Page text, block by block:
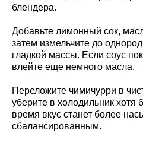
блендера.
Добавьте лимонный сок,
затем измельчите до
гладкой массы. Если соус
влейте еще немного масла.
Переложите чимичурри в
уберите в холодильник
время вкус станет более
сбалансированным.